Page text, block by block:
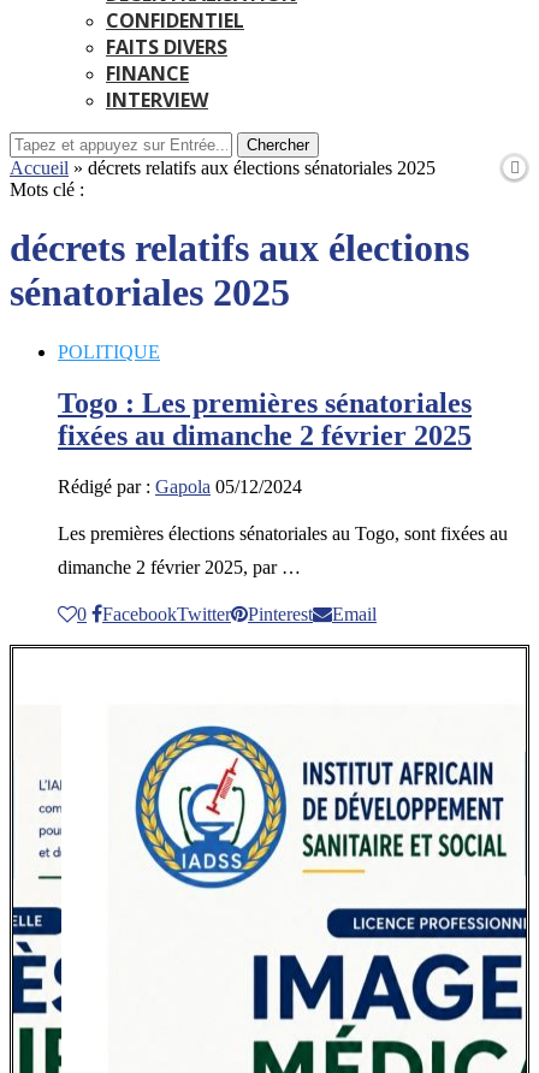
CONFIDENTIEL
FAITS DIVERS
FINANCE
INTERVIEW
Chercher
Accueil » décrets relatifs aux élections sénatoriales 2025
Mots clé :
décrets relatifs aux élections
sénatoriales 2025
POLITIQUE
Togo : Les premières sénatoriales
fixées au dimanche 2 février 2025
Rédigé par : Gapola 05/12/2024
Les premières élections sénatoriales au Togo, sont fixées au
dimanche 2 février 2025, par …
0 FacebookTwitter Pinterest Email